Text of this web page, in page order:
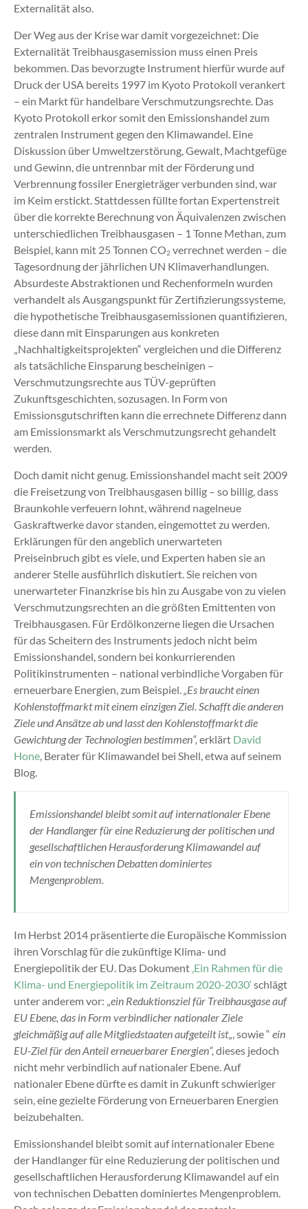
Externalität also.
Der Weg aus der Krise war damit vorgezeichnet: Die
Externalität Treibhausgasemission muss einen Preis
bekommen. Das bevorzugte Instrument hierfür wurde auf
Druck der USA bereits 1997 im Kyoto Protokoll verankert
– ein Markt für handelbare Verschmutzungsrechte. Das
Kyoto Protokoll erkor somit den Emissionshandel zum
zentralen Instrument gegen den Klimawandel. Eine
Diskussion über Umweltzerstörung, Gewalt, Machtgefüge
und Gewinn, die untrennbar mit der Förderung und
Verbrennung fossiler Energieträger verbunden sind, war
im Keim erstickt. Stattdessen füllte fortan Expertenstreit
über die korrekte Berechnung von Äquivalenzen zwischen
unterschiedlichen Treibhausgasen – 1 Tonne Methan, zum
Beispiel, kann mit 25 Tonnen CO2 verrechnet werden – die
Tagesordnung der jährlichen UN Klimaverhandlungen.
Absurdeste Abstraktionen und Rechenformeln wurden
verhandelt als Ausgangspunkt für Zertifizierungssysteme,
die hypothetische Treibhausgasemissionen quantifizieren,
diese dann mit Einsparungen aus konkreten
„Nachhaltigkeitsprojekten“ vergleichen und die Differenz
als tatsächliche Einsparung bescheinigen –
Verschmutzungsrechte aus TÜV-geprüften
Zukunftsgeschichten, sozusagen. In Form von
Emissionsgutschriften kann die errechnete Differenz dann
am Emissionsmarkt als Verschmutzungsrecht gehandelt
werden.
Doch damit nicht genug. Emissionshandel macht seit 2009
die Freisetzung von Treibhausgasen billig – so billig, dass
Braunkohle verfeuern lohnt, während nagelneue
Gaskraftwerke davor standen, eingemottet zu werden.
Erklärungen für den angeblich unerwarteten
Preiseinbruch gibt es viele, und Experten haben sie an
anderer Stelle ausführlich diskutiert. Sie reichen von
unerwarteter Finanzkrise bis hin zu Ausgabe von zu vielen
Verschmutzungsrechten an die größten Emittenten von
Treibhausgasen. Für Erdölkonzerne liegen die Ursachen
für das Scheitern des Instruments jedoch nicht beim
Emissionshandel, sondern bei konkurrierenden
Politikinstrumenten – national verbindliche Vorgaben für
erneuerbare Energien, zum Beispiel.
„Es braucht einen
Kohlenstoffmarkt mit einem einzigen Ziel. Schafft die anderen
Ziele und Ansätze ab und lasst den Kohlenstoffmarkt die
Gewichtung der Technologien bestimmen“, erklärt David
Hone, Berater für Klimawandel bei Shell, etwa auf seinem
Blog.
Emissionshandel bleibt somit auf internationaler Ebene
der Handlanger für eine Reduzierung der politischen und
gesellschaftlichen Herausforderung Klimawandel auf
ein von technischen Debatten dominiertes
Mengenproblem.
Im Herbst 2014 präsentierte die Europäische Kommission
ihren Vorschlag für die zukünftige Klima- und
Energiepolitik der EU. Das Dokument ‚Ein Rahmen für die
Klima- und Energiepolitik im Zeitraum 2020-2030‘schlägt
unter anderem vor: „ ein Reduktionsziel für Treibhausgaseauf
EU Ebene, das in Form verbindlicher nationaler Ziele
gleichmäßig auf alle Mitgliedstaaten aufgeteilt ist„, sowie “ ein
EU-Ziel für den Anteil erneuerbarer Energien“, dieses jedoch
nicht mehr verbindlich auf nationaler Ebene. Auf
nationaler Ebene dürfte es damit in Zukunft schwieriger
sein, eine gezielte Förderung von Erneuerbaren Energien
beizubehalten.
Emissionshandel bleibt somit auf internationaler Ebene
der Handlanger für eine Reduzierung der politischen und
gesellschaftlichen Herausforderung Klimawandel auf ein
von technischen Debatten dominiertes Mengenproblem.